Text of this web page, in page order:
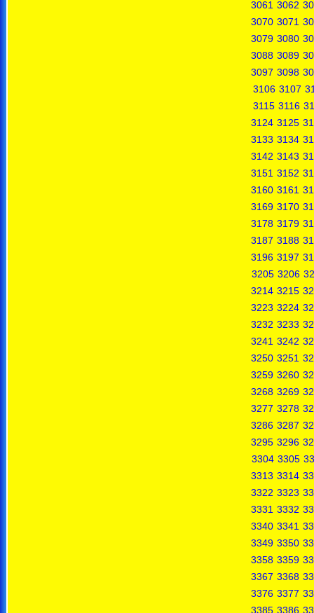
3061 3062
3070 3071
3079 3080
3088 3089
3097 3098
3106 3107
3115 3116
3124 3125
3133 3134
3142 3143
3151 3152
3160 3161
3169 3170
3178 3179
3187 3188
3196 3197
3205 3206
3214 3215
3223 3224
3232 3233
3241 3242
3250 3251
3259 3260
3268 3269
3277 3278
3286 3287
3295 3296
3304 3305
3313 3314
3322 3323
3331 3332
3340 3341
3349 3350
3358 3359
3367 3368
3376 3377
3385 3386